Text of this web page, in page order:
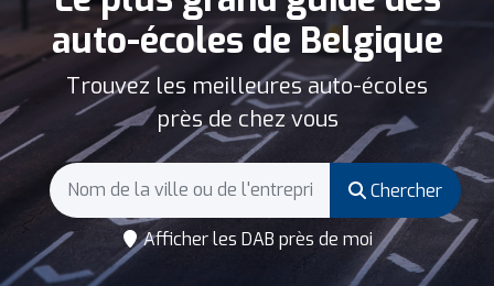
auto-écoles de Belgique
Trouvez les meilleures auto-écoles
près de chez vous
Chercher
Afficher les DAB près de moi